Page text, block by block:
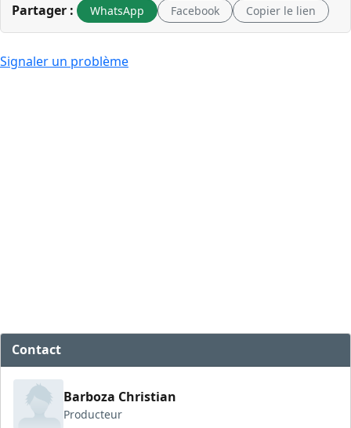
Partager : WhatsApp Facebook Copier le lien
Signaler un problème
Contact
Barboza Christian
Producteur